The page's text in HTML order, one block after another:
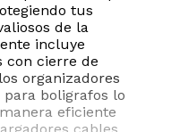
tus
de la
incluye
con cierre de
organizadores
para boligrafos lo
eficiente